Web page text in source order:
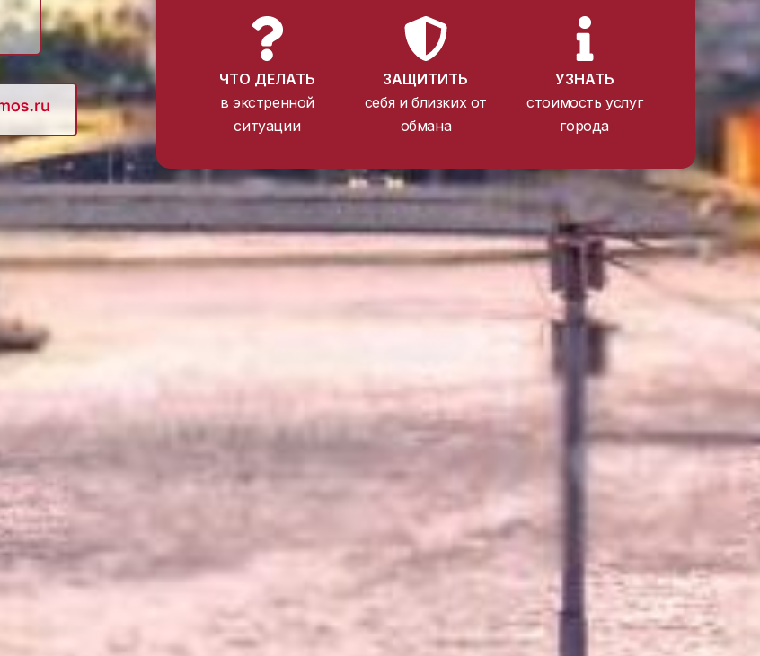
ЧТО ДЕЛАТЬ
в экстренной
ситуации
ЗАЩИТИТЬ
себя и близких от
обмана
УЗНАТЬ
стоимость услуг
города